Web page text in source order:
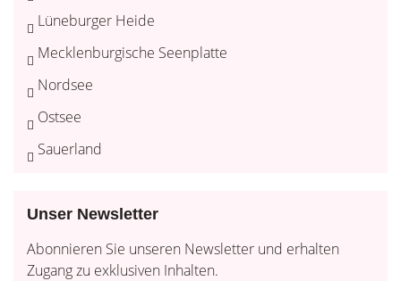
Lüneburger Heide
Mecklenburgische Seenplatte
Nordsee
Ostsee
Sauerland
Unser Newsletter
Abonnieren Sie unseren Newsletter und erhalten
Zugang zu exklusiven Inhalten.